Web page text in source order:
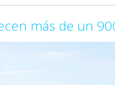
más de un